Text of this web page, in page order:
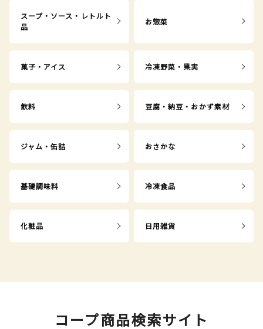
スープ・ソース・レトルト
品
お惣菜
菓子・アイス 冷凍野菜・果実
飲料 豆腐・納豆・おかず素材
ジャム・缶詰 おさかな
基礎調味料 冷凍食品
化粧品 日用雑貨
コープ商品検索サイト